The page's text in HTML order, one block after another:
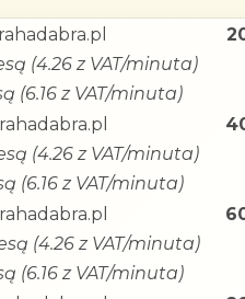
(4.26 z VAT/minuta)
(6.16 z VAT/minuta)
(4.26 z VAT/minuta)
(6.16 z VAT/minuta)
(4.26 z VAT/minuta)
(6.16 z VAT/minuta)